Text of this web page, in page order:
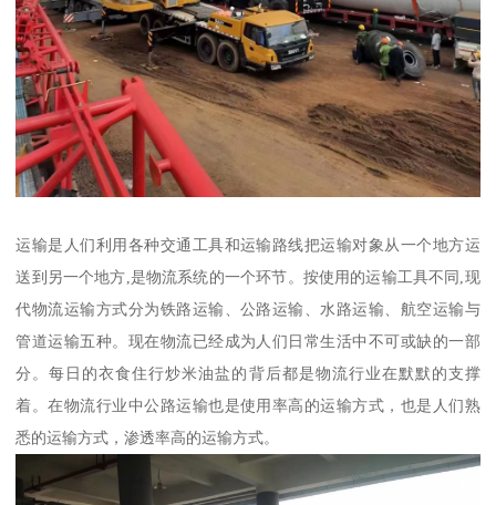
运输是人们利用各种交通工具和运输路线把运输对象从一个地方运
送到另一个地方,是物流系统的一个环节。按使用的运输工具不同,现
代物流运输方式分为铁路运输、公路运输、水路运输、航空运输与
管道运输五种。现在物流已经成为人们日常生活中不可或缺的一部
分。每日的衣食住行炒米油盐的背后都是物流行业在默默的支撑
着。在物流行业中公路运输也是使用率高的运输方式，也是人们熟
悉的运输方式，渗透率高的运输方式。